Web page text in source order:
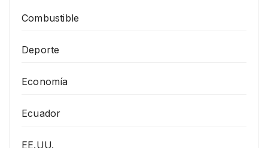
Combustible
Deporte
Economía
Ecuador
EE.UU.